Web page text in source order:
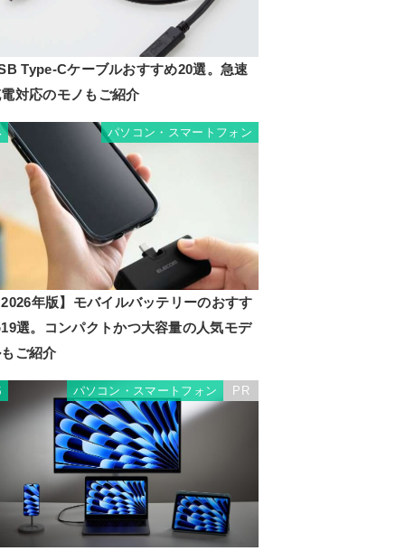
Type-Cケーブルおすすめ20選。急速
対応のモノもご紹介
パソコン・スマートフォン
年版】モバイルバッテリーのおすす
選。コンパクトかつ大容量の人気モデ
ご紹介
パソコン・スマートフォン PR